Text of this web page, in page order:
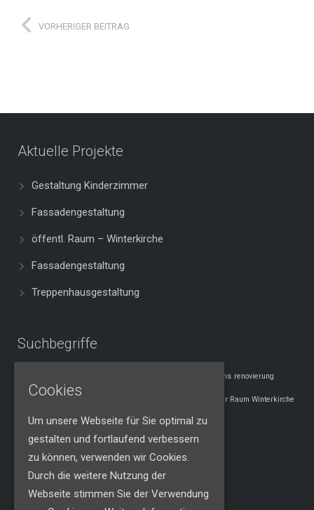
VORHERIGER BEITRAG
Aktuelle Projekte
Gestaltung Kinderzimmer
Fassadengestaltung
öffentl. Raum – Winterkirche
Fassadengestaltung
Treppenhausgestaltung
Suchbegriffe
new orleans renovierung
öffentlicher Raum Winterkirche
Kontakt
Malermeister
Heiko Papajewski
Cookies
Um unsere Webseite für Sie optimal zu
gestalten und fortlaufend verbessern
zu können, verwenden wir Cookies.
Durch die weitere Nutzung der
Webseite stimmen Sie der Verwendung